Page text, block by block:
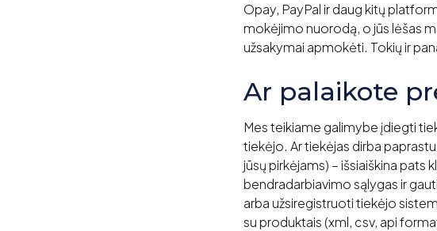
Opay, PayPal ir daug kitų
mokėjimo nuorodą, o jūs lėšas
užsakymai apmokėti. Tokių ir
Ar palaikote
Mes teikiame galimybe įdiegti
tiekėjo. Ar tiekėjas dirba
jūsų pirkėjams) – išsiaiškina pats
bendradarbiavimo sąlygas ir
arba užsiregistruoti tiekėjo
su produktais (xml, csv, api